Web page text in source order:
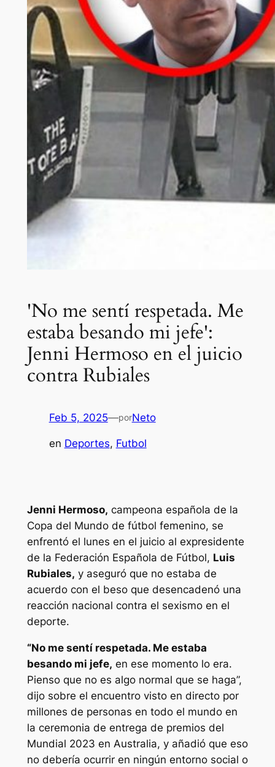
'No me sentí respetada. Me
estaba besando mi jefe':
Jenni Hermoso en el juicio
contra Rubiales
Feb 5, 2025—porNeto
en Deportes, Futbol
Jenni Hermoso, campeona española de la
Copa del Mundo de fútbol femenino, se
enfrentó el lunes en el juicio al expresidente
de la Federación Española de Fútbol, Luis
Rubiales, y aseguró que no estaba de
acuerdo con el beso que desencadenó una
reacción nacional contra el sexismo en el
deporte.
“No me sentí respetada. Me estaba
besando mi jefe, en ese momento lo era.
Pienso que no es algo normal que se haga”,
dijo sobre el encuentro visto en directo por
millones de personas en todo el mundo en
la ceremonia de entrega de premios del
Mundial 2023 en Australia, y añadió que eso
no debería ocurrir en ningún entorno social o